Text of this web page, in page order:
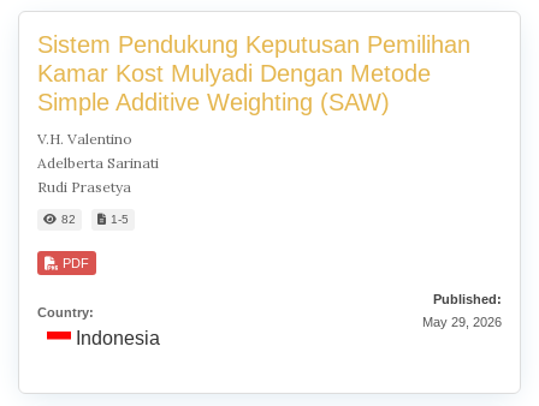
Sistem Pendukung Keputusan Pemilihan
Kamar Kost Mulyadi Dengan Metode
Simple Additive Weighting (SAW)
V.H. Valentino
Adelberta Sarinati
Rudi Prasetya
82 1-5
PDF
Country:
Indonesia
Published:
May 29, 2026